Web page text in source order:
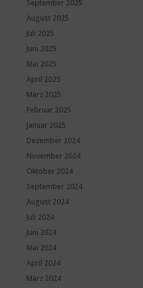
September 2025
August 2025
Juli 2025
Juni 2025
Mai 2025
April 2025
März 2025
Februar 2025
Januar 2025
Dezember 2024
November 2024
Oktober 2024
September 2024
August 2024
Juli 2024
Juni 2024
Mai 2024
April 2024
März 2024